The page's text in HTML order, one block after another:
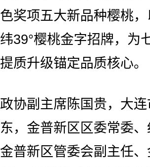
奖项五大新品种樱桃
39°樱桃金字招牌，为
质升级锚定品质核心。
副主席陈国贵，大连
，金普新区区委常委
普新区管委会副主任